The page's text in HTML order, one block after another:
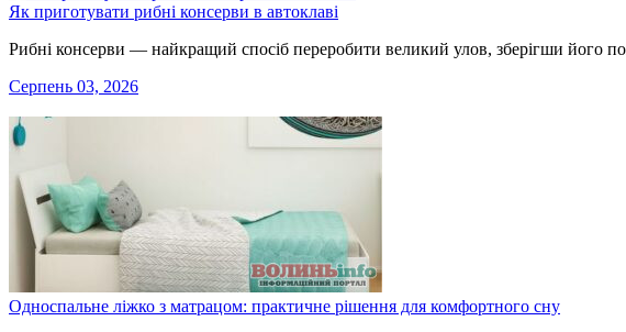
Як приготувати рибні консерви в автоклаві
Рибні консерви — найкращий спосіб переробити великий улов, зберігши його
Серпень 03, 2026
Односпальне ліжко з матрацом: практичне рішення для комфортного сну